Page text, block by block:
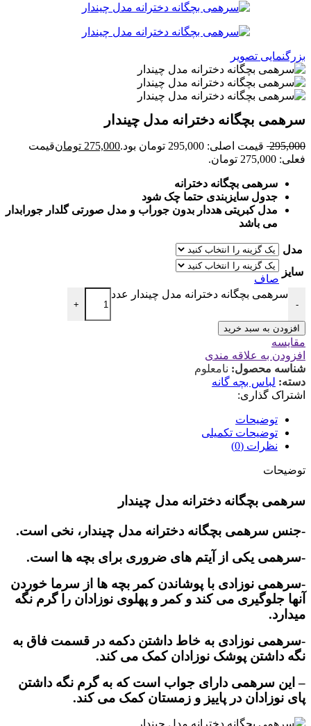
بزرگنمایی تصویر
سرهمی بچگانه دخترانه مدل چیندار
295,000 قیمت اصلی: 295,000 تومان بود. 275,000 تومانقیمت
فعلی: 275,000 تومان.
سرهمی بچگانه دخترانه
جدول سایزبندی حتما چک شود
مدل کبریتی هددار بدون جوراب و مدل صورتی گلدار جورابدار
می باشد
مدل
سایز
صاف
-
سرهمی بچگانه دخترانه مدل چیندار عدد
+
افزودن به سبد خرید
مقایسه
افزودن به علاقه مندی
شناسه محصول: نامعلوم
دسته: لباس بچه گانه
اشتراک گذاری:
توضیحات
توضیحات تکمیلی
نظرات (0)
توضیحات
سرهمی بچگانه دخترانه مدل چیندار
-جنس سرهمی بچگانه دخترانه مدل چیندار، نخی است.
-سرهمی یکی از آیتم های ضروری برای بچه ها است.
-سرهمی نوزادی با پوشاندن کمر بچه ها از سرما خوردن
آنها جلوگیری می کند و کمر و پهلوی نوزادان را گرم نگه
میدارد.
-سرهمی نوزادی به خاط داشتن دکمه در قسمت فاق به
نگه داشتن پوشک نوزادان کمک می کند.
– این سرهمی دارای جواب است که به گرم نگه داشتن
پای نوزادان در پاییز و زمستان کمک می کند.